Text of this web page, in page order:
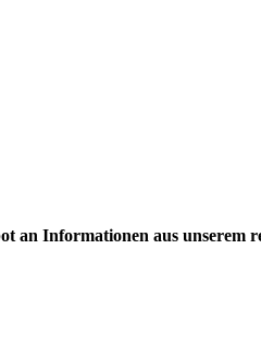
an Informationen aus unserem